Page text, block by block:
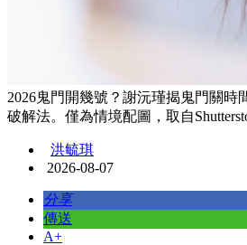
2026鬼門開幾號？謝沅瑾揭鬼門關時
破解法。僅為情境配圖，取自
洪毓琪
2026-08-07
分享
傳送
A+